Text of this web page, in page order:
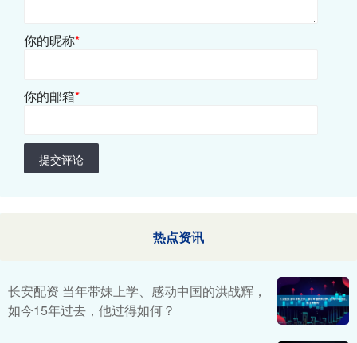
你的昵称*
你的邮箱*
提交评论
热点资讯
长安配资 当年带妹上学、感动中国的洪战辉，
如今15年过去，他过得如何？